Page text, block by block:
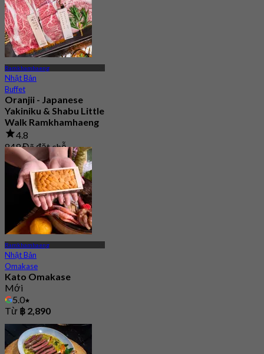
Ramkhamhaeng
Nhật Bản
Buffet
Oranjii - Japanese
Yakiniku & Shabu Little
Walk Ramkhamhaeng
4.8
849 Đã đặt chỗ
Từ฿ 332
Ramkhamhaeng
Nhật Bản
Omakase
Kato Omakase
Mới
5.0
Từ ฿ 2,890